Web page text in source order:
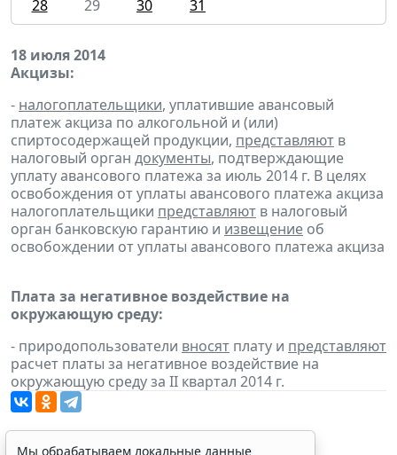
28
29 30 31
18 июля 2014
Акцизы:
- налогоплательщики, уплатившие авансовый
платеж акциза по алкогольной и (или)
спиртосодержащей продукции, представляют в
налоговый орган документы, подтверждающие
уплату авансового платежа за июль 2014 г. В целях
освобождения от уплаты авансового платежа акциза
налогоплательщики представляют в налоговый
орган банковскую гарантию и извещение об
освобождении от уплаты авансового платежа акциза
Плата за негативное воздействие на
окружающую среду:
- природопользователи вносят плату и представляют
расчет платы за негативное воздействие на
окружающую среду за II квартал 2014 г.
Мы обрабатываем локальные данные